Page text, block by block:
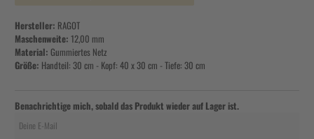
Hersteller: RAGOT
Maschenweite: 12,00 mm
Material: Gummiertes Netz
Größe: Handteil: 30 cm - Kopf: 40 x 30 cm - Tiefe: 30 cm
Benachrichtige mich, sobald das Produkt wieder auf Lager ist.